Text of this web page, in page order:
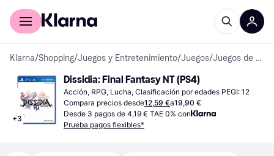
Comprar con Klarna
Klarna/Shopping/Juegos y Entretenimiento/Juegos/ Juegos de PlayStation 4
+3
Dissidia: Final Fantasy NT (PS4)
Acción, RPG, Lucha, Clasificación por edades PEGI: 12
Compara precios desde12,59 €a19,90 €
Desde 3 pagos de 4,19 € TAE 0% con
Prueba pagos flexibles*